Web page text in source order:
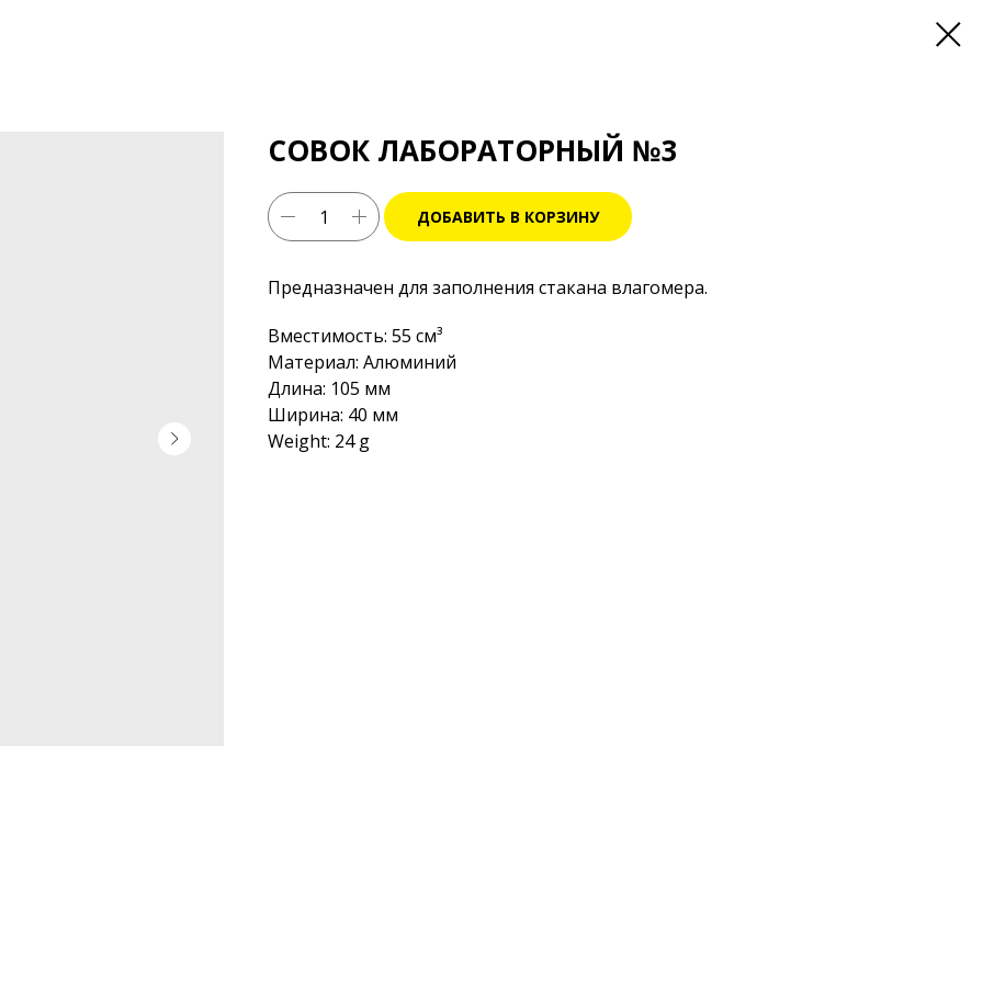
СОВОК ЛАБОРАТОРНЫЙ №3
ДОБАВИТЬ В КОРЗИНУ
Предназначен для заполнения стакана влагомера.
Вместимость: 55 см³
Материал: Алюминий
Длина: 105 мм
Ширина: 40 мм
Weight: 24 g